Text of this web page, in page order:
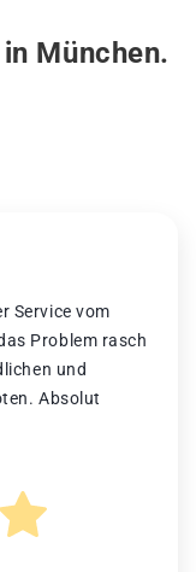
München.
Service vom
Problem rasch
und
Absolut